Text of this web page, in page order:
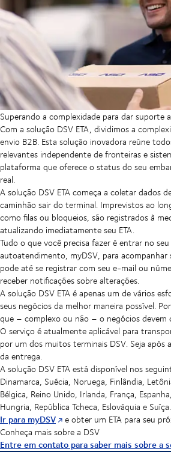
Superando a complexidade para dar suporte
Com a solução DSV ETA, dividimos a
envio B2B. Esta solução inovadora reúne
relevantes independente de fronteiras e
plataforma que oferece o status do seu
real.
A solução DSV ETA começa a coletar dados
caminhão sair do terminal. Imprevistos ao
como filas ou bloqueios, são registrados à
atualizando imediatamente seu ETA.
Tudo o que você precisa fazer é entrar no
autoatendimento, myDSV, para acompanhar
pode até se registrar com seu e-mail ou
receber notificações sobre alterações.
A solução DSV ETA é apenas um de vários
seus negócios da melhor maneira possível.
que – complexo ou não – o negócios devem
O serviço é atualmente aplicável para
por um dos muitos terminais DSV. Seja após
da entrega.
A solução DSV ETA está disponível nos
Dinamarca, Suécia, Noruega, Finlândia,
Bélgica, Reino Unido, Irlanda, França,
Hungria, República Tcheca, Eslováquia e Suíça.
Ir para myDSV
e obter um ETA para seu
Conheça mais sobre a DSV
Entre em contato para saber mais sobre a